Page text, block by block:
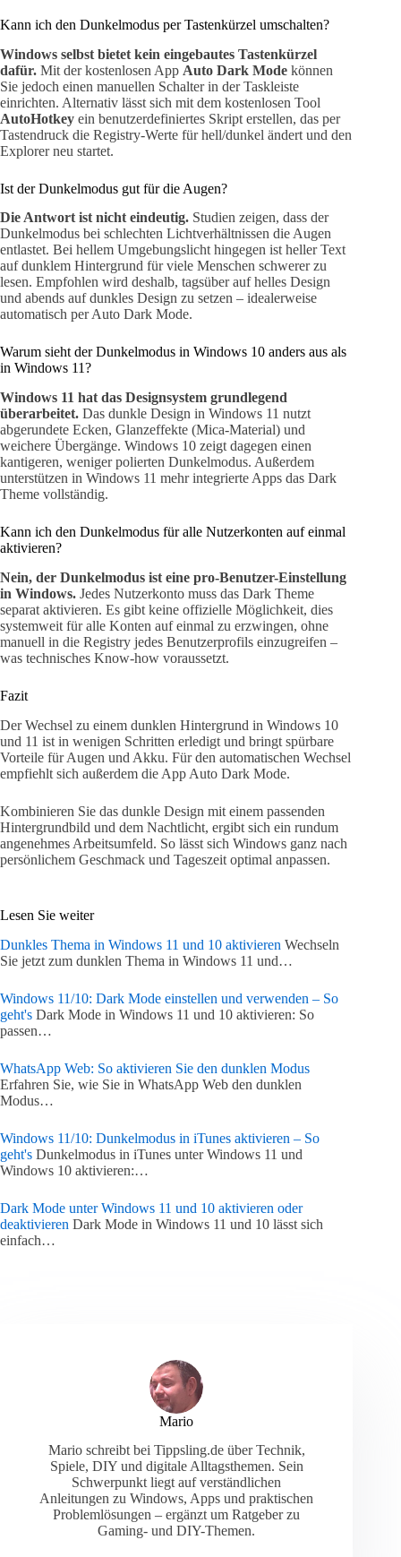
Kann ich den Dunkelmodus per Tastenkürzel umschalten?
Windows selbst bietet kein eingebautes Tastenkürzel
dafür. Mit der kostenlosen App Auto Dark Mode können
Sie jedoch einen manuellen Schalter in der Taskleiste
einrichten. Alternativ lässt sich mit dem kostenlosen Tool
AutoHotkey ein benutzerdefiniertes Skript erstellen, das per
Tastendruck die Registry-Werte für hell/dunkel ändert und den
Explorer neu startet.
Ist der Dunkelmodus gut für die Augen?
Die Antwort ist nicht eindeutig. Studien zeigen, dass der
Dunkelmodus bei schlechten Lichtverhältnissen die Augen
entlastet. Bei hellem Umgebungslicht hingegen ist heller Text
auf dunklem Hintergrund für viele Menschen schwerer zu
lesen. Empfohlen wird deshalb, tagsüber auf helles Design
und abends auf dunkles Design zu setzen – idealerweise
automatisch per Auto Dark Mode.
Warum sieht der Dunkelmodus in Windows 10 anders aus als
in Windows 11?
Windows 11 hat das Designsystem grundlegend
überarbeitet. Das dunkle Design in Windows 11 nutzt
abgerundete Ecken, Glanzeffekte (Mica-Material) und
weichere Übergänge. Windows 10 zeigt dagegen einen
kantigeren, weniger polierten Dunkelmodus. Außerdem
unterstützen in Windows 11 mehr integrierte Apps das Dark
Theme vollständig.
Kann ich den Dunkelmodus für alle Nutzerkonten auf einmal
aktivieren?
Nein, der Dunkelmodus ist eine pro-Benutzer-Einstellung
in Windows. Jedes Nutzerkonto muss das Dark Theme
separat aktivieren. Es gibt keine offizielle Möglichkeit, dies
systemweit für alle Konten auf einmal zu erzwingen, ohne
manuell in die Registry jedes Benutzerprofils einzugreifen –
was technisches Know-how voraussetzt.
Fazit
Der Wechsel zu einem dunklen Hintergrund in Windows 10
und 11 ist in wenigen Schritten erledigt und bringt spürbare
Vorteile für Augen und Akku. Für den automatischen Wechsel
empfiehlt sich außerdem die App Auto Dark Mode.
Kombinieren Sie das dunkle Design mit einem passenden
Hintergrundbild und dem Nachtlicht, ergibt sich ein rundum
angenehmes Arbeitsumfeld. So lässt sich Windows ganz nach
persönlichem Geschmack und Tageszeit optimal anpassen.
Lesen Sie weiter
Dunkles Thema in Windows 11 und 10 aktivieren Wechseln
Sie jetzt zum dunklen Thema in Windows 11 und…
Windows 11/10: Dark Mode einstellen und verwenden – So
geht's Dark Mode in Windows 11 und 10 aktivieren: So
passen…
WhatsApp Web: So aktivieren Sie den dunklen Modus
Erfahren Sie, wie Sie in WhatsApp Web den dunklen
Modus…
Windows 11/10: Dunkelmodus in iTunes aktivieren – So
geht's Dunkelmodus in iTunes unter Windows 11 und
Windows 10 aktivieren:…
Dark Mode unter Windows 11 und 10 aktivieren oder
deaktivieren Dark Mode in Windows 11 und 10 lässt sich
einfach…
Mario
Mario schreibt bei Tippsling.de über Technik,
Spiele, DIY und digitale Alltagsthemen. Sein
Schwerpunkt liegt auf verständlichen
Anleitungen zu Windows, Apps und praktischen
Problemlösungen – ergänzt um Ratgeber zu
Gaming- und DIY-Themen.